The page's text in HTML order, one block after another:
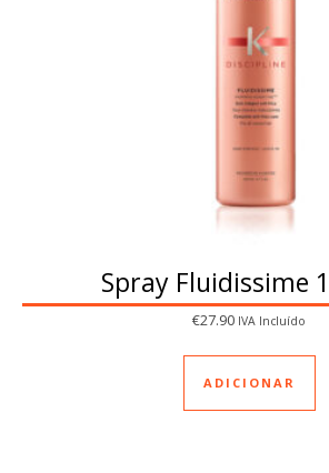
Spray Fluidissime
€27.90 IVA Incluído
ADICIONAR